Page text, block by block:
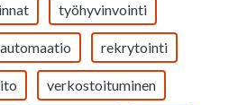
työhyvinvointi
automaatio rekrytointi
verkostoituminen